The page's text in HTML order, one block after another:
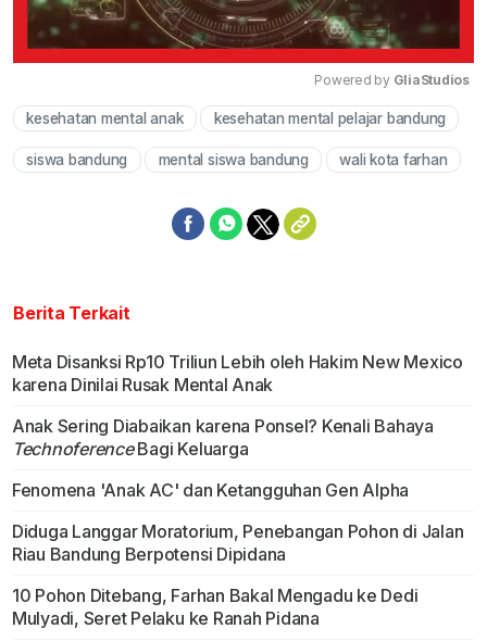
Mute
Powered by GliaStudios
kesehatan mental anak kesehatan mental pelajar bandung
siswa bandung mental siswa bandung wali kota farhan
Berita Terkait
Meta Disanksi Rp10 Triliun Lebih oleh Hakim New Mexico
karena Dinilai Rusak Mental Anak
Anak Sering Diabaikan karena Ponsel? Kenali Bahaya
TechnoferenceBagi Keluarga
Fenomena 'Anak AC' dan Ketangguhan Gen Alpha
Diduga Langgar Moratorium, Penebangan Pohon di Jalan
Riau Bandung Berpotensi Dipidana
10 Pohon Ditebang, Farhan Bakal Mengadu ke Dedi
Mulyadi, Seret Pelaku ke Ranah Pidana